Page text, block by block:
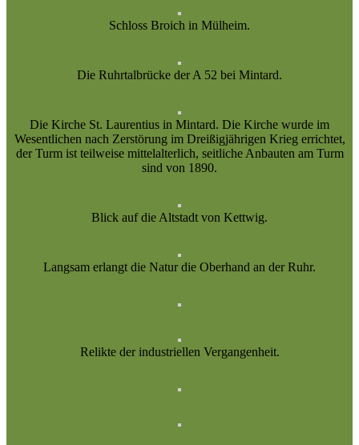
Schloss Broich in Mülheim.
Die Ruhrtalbrücke der A 52 bei Mintard.
Die Kirche St. Laurentius in Mintard. Die Kirche wurde im
Wesentlichen nach Zerstörung im Dreißigjährigen Krieg errichtet,
der Turm ist teilweise mittelalterlich, seitliche Anbauten am Turm
sind von 1890.
Blick auf die Altstadt von Kettwig.
Langsam erlangt die Natur die Oberhand an der Ruhr.
Relikte der industriellen Vergangenheit.